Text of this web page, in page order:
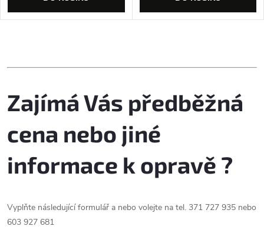
u
k
t
ů
d
k
t
ů
l
á
d
a
í
Zajímá Vás předběžná
cena nebo jiné
informace k opravě ?
Vyplňte následující formulář a nebo volejte na tel. 371 727 935 nebo
603 927 681